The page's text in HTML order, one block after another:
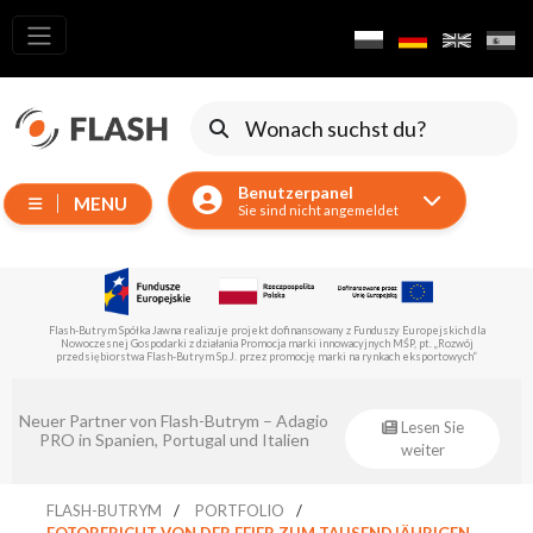
MENU Benutzerpanel
Sie sind nicht angemeldet
Alle
Produkte
Verschieben
Geräten
Reflektoren
Zubehör
Laser
Flash-Butrym Spółka Jawna führt im Rahmen der Untermaßnahme 1.1 ein vom Europäischen
Fonds für regionale Entwicklung kofinanziertes Projekt durch.
Eventsklep – offizieller Distributor von
Flash-Butrym!
Lesen Sie
weiter
FLASH-BUTRYM
PORTFOLIO